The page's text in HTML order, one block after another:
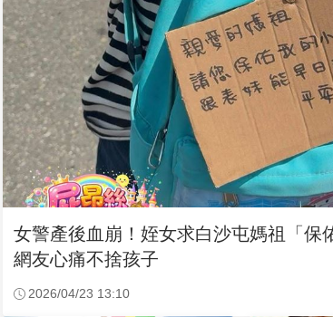
女警產後血崩！姪女求白沙屯媽祖「
網友心痛不捨孩子
2026/04/23 13:10